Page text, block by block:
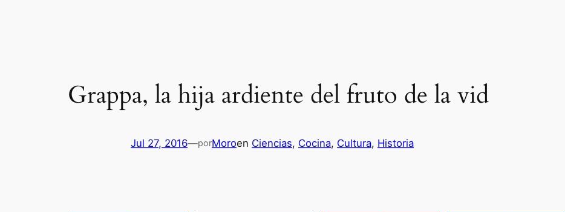
Grappa, la hija ardiente del fruto de la vid
Jul 27, 2016—porMoroen Ciencias, Cocina, Cultura, Historia